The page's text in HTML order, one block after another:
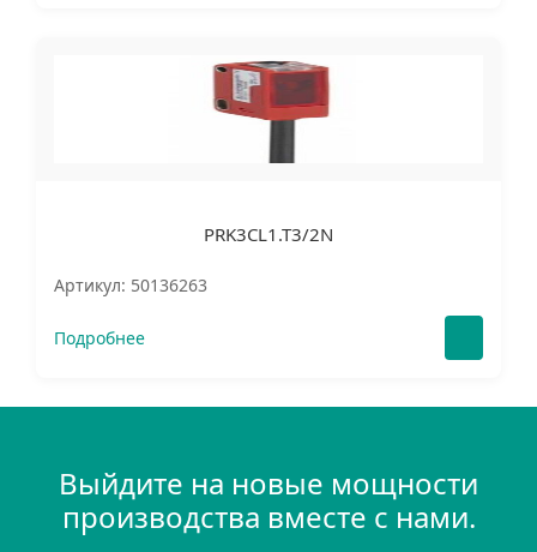
PRK3CL1.T3/2N
Артикул: 50136263
Подробнее
Выйдите на новые мощности
производства вместе с нами.